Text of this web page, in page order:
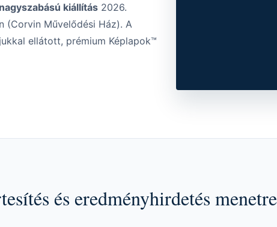
kiállítás 2026.
(Corvin Művelődési Ház). A
ellátott, prémium Képlapok™
és eredményhirdetés